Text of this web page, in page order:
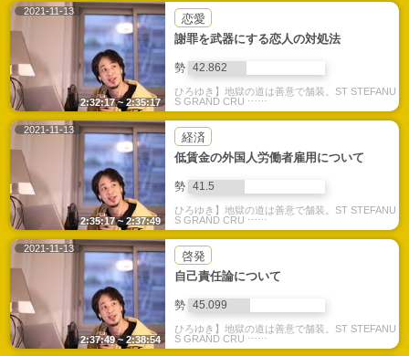
2021-11-13
恋愛
謝罪を武器にする恋人の対処法
勢 42.862
ひろゆき】地獄の道は善意で舗装。ST STEFANU
S GRAND CRU ⋯⋯
2:32:17 ~ 2:35:17
2021-11-13
経済
低賃金の外国人労働者雇用について
勢 41.5
ひろゆき】地獄の道は善意で舗装。ST STEFANU
S GRAND CRU ⋯⋯
2:35:17 ~ 2:37:49
2021-11-13
啓発
自己責任論について
勢 45.099
ひろゆき】地獄の道は善意で舗装。ST STEFANU
S GRAND CRU ⋯⋯
2:37:49 ~ 2:38:54